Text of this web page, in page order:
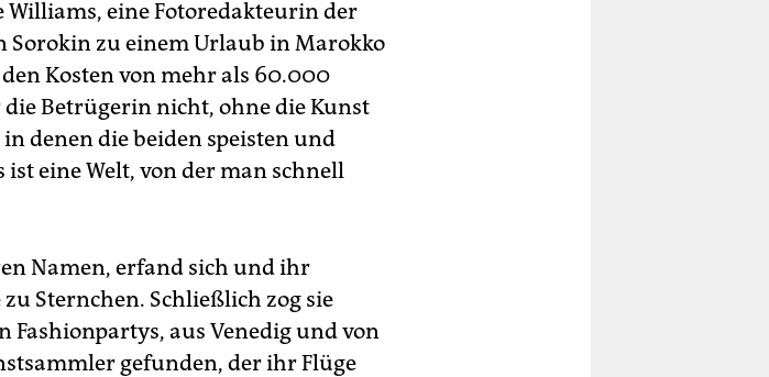
Williams, eine Fotoredakteurin der
Sorokin zu einem Urlaub in Marokko
Kosten von mehr als 60.000
Betrügerin nicht, ohne die Kunst
denen die beiden speisten und
ist eine Welt, von der man schnell
Namen, erfand sich und ihr
Sternchen. Schließlich zog sie
Fashionpartys, aus Venedig und von
gefunden, der ihr Flüge